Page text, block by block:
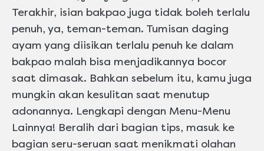
Terakhir, isian bakpao juga tidak boleh terlalu
penuh, ya, teman-teman. Tumisan daging
ayam yang diisikan terlalu penuh ke dalam
bakpao malah bisa menjadikannya bocor
saat dimasak. Bahkan sebelum itu, kamu juga
mungkin akan kesulitan saat menutup
adonannya. Lengkapi dengan Menu-Menu
Lainnya! Beralih dari bagian tips, masuk ke
bagian seru-seruan saat menikmati olahan